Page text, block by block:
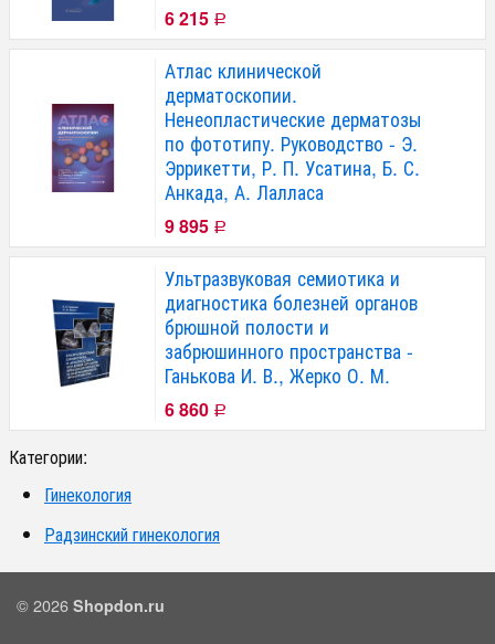
6 215 Р
Атлас клинической
дерматоскопии.
Ненеопластические дерматозы
по фототипу. Руководство - Э.
Эррикетти, Р. П. Усатина, Б. С.
Анкада, А. Лалласа
9 895 Р
Ультразвуковая семиотика и
диагностика болезней органов
брюшной полости и
забрюшинного пространства -
Ганькова И. В., Жерко О. М.
6 860 Р
Категории:
Гинекология
Радзинский гинекология
© 2026 Shopdon.ru